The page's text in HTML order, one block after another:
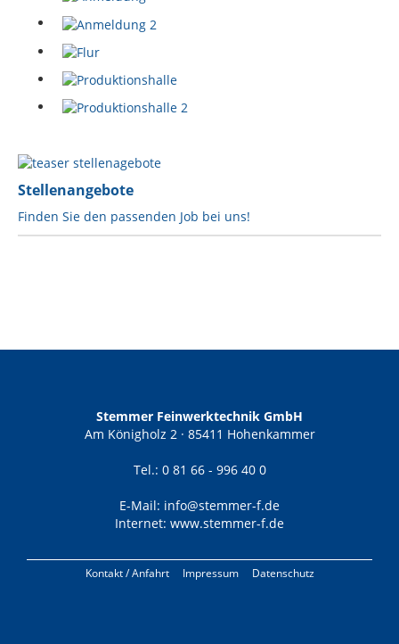
Stellenangebote
Finden Sie den passenden Job bei uns!
Stemmer Feinwerktechnik GmbH
Am Königholz 2 · 85411 Hohenkammer
Tel.: 0 81 66 - 996 40 0
E-Mail: info@stemmer-f.de
Internet: www.stemmer-f.de
Kontakt / Anfahrt Impressum Datenschutz